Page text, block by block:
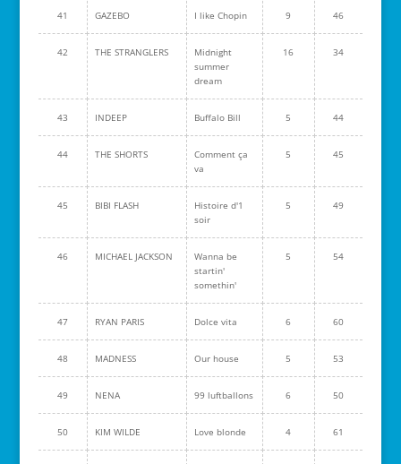
41 GAZEBO I like Chopin 9 46
42 THE STRANGLERS
Midnight
summer
dream
16 34
43 INDEEP Buffalo Bill 5 44
44 THE SHORTS
Comment ça
va
5 45
45 BIBI FLASH
Histoire d'1
soir
5 49
46 MICHAEL JACKSON
Wanna be
startin'
somethin'
5 54
47 RYAN PARIS Dolce vita 6 60
48 MADNESS Our house 5 53
49 NENA 99 luftballons 6 50
50 KIM WILDE Love blonde 4 61